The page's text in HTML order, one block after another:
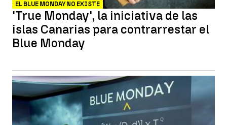
EL BLUE MONDAY NO EXISTE
'True Monday', la iniciativa de las
islas Canarias para contrarrestar el
Blue Monday